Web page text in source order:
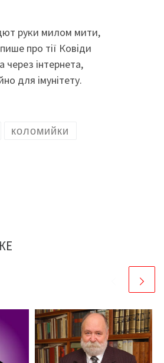
руки милом мити,
пише про тії Ковіди
інтернета,
для імунітету.
коломийки